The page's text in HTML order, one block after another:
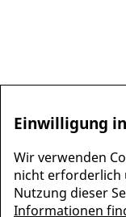
Einwilligung
Wir verwenden
nicht erforderlich
Nutzung dieser
Informationen